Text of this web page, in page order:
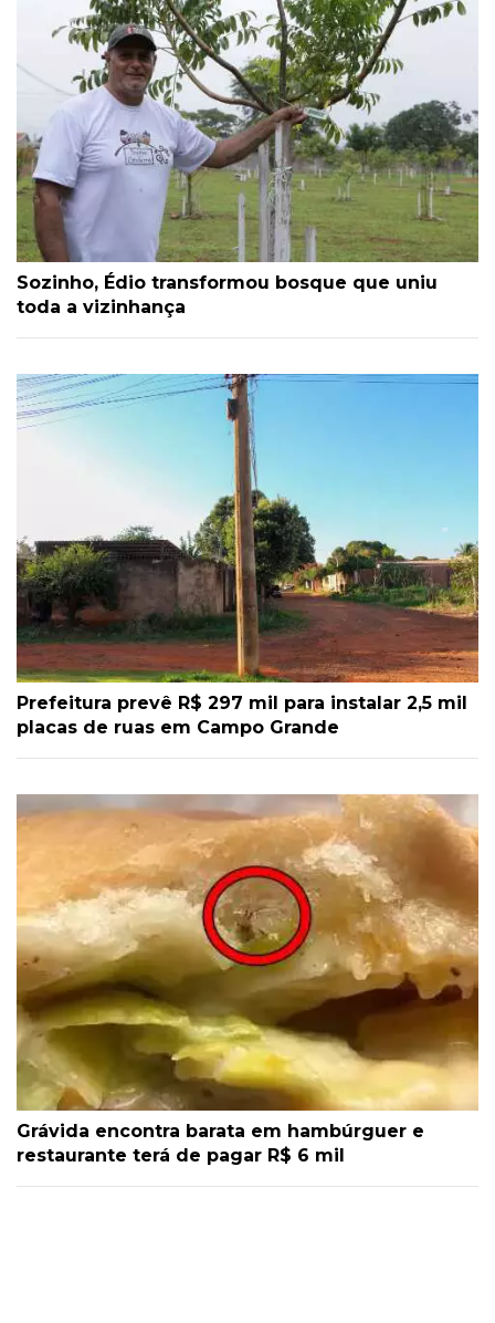
Sozinho, Édio transformou bosque que uniu
toda a vizinhança
Prefeitura prevê R$ 297 mil para instalar 2,5 mil
placas de ruas em Campo Grande
Grávida encontra barata em hambúrguer e
restaurante terá de pagar R$ 6 mil